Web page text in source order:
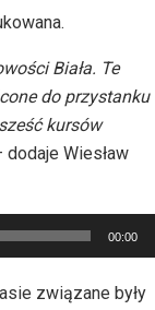
Biała. Te
do przystanku
kursów
Wiesław
00:00
związane były